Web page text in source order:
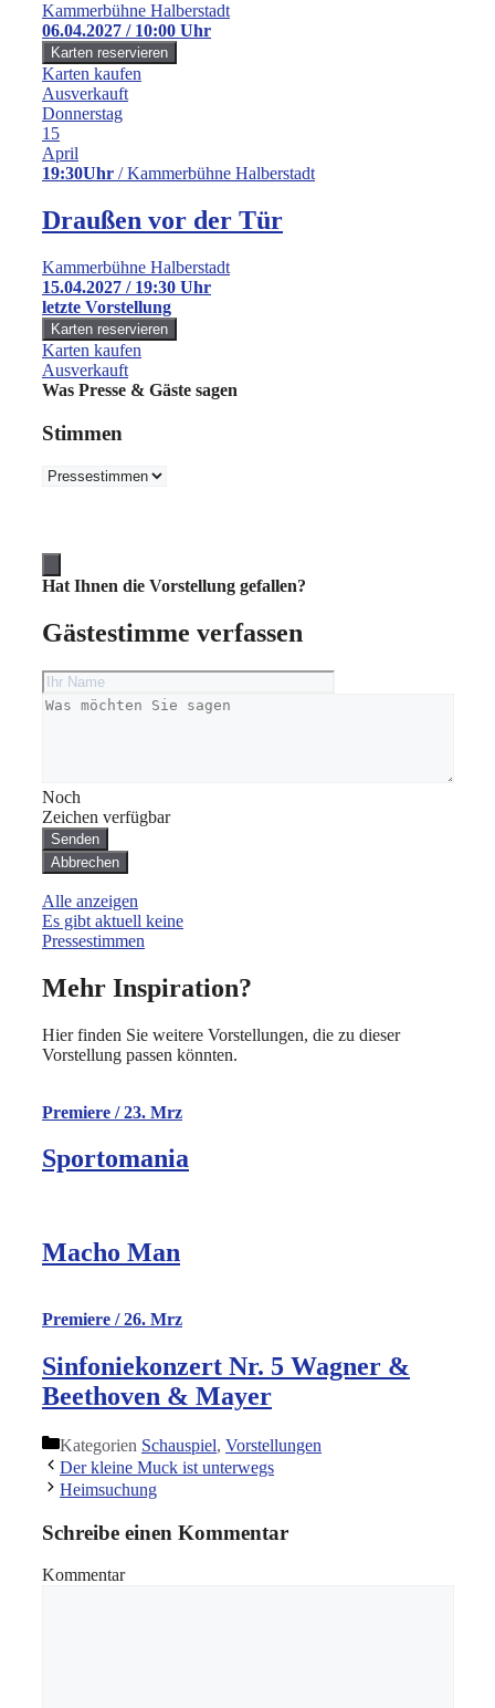
Kammerbühne Halberstadt
06.04.2027 / 10:00 Uhr
Karten kaufen
Ausverkauft
Donnerstag
15
April
19:30Uhr / Kammerbühne Halberstadt
Draußen vor der Tür
Kammerbühne Halberstadt
15.04.2027 / 19:30 Uhr
letzte Vorstellung
Karten kaufen
Ausverkauft
Was Presse & Gäste sagen
Stimmen
Hat Ihnen die Vorstellung gefallen?
Gästestimme verfassen
Noch
Zeichen verfügbar
Alle anzeigen
Es gibt aktuell keine
Pressestimmen
Mehr Inspiration?
Hier finden Sie weitere Vorstellungen, die zu dieser
Vorstellung passen könnten.
Premiere / 23. Mrz
Sportomania
Macho Man
Premiere / 26. Mrz
Sinfoniekonzert Nr. 5 Wagner &
Beethoven & Mayer
Kategorien Schauspiel, Vorstellungen
Der kleine Muck ist unterwegs
Heimsuchung
Schreibe einen Kommentar
Kommentar